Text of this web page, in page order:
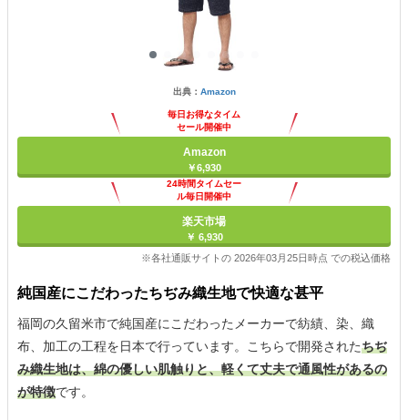
出典： Amazon
毎日お得なタイム
セール開催中
Amazon
￥6,930
24時間タイムセー
ル毎日開催中
楽天市場
￥ 6,930
※各社通販サイトの 2026年03月25日時点 での税込価格
純国産にこだわったちぢみ織生地で快適な甚平
福岡の久留米市で純国産にこだわったメーカーで紡績、染、織
布、加工の工程を日本で行っています。こちらで開発されたちぢ
み織生地は、綿の優しい肌触りと、軽くて丈夫で通風性があるの
が特徴です。